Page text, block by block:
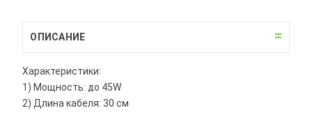
ОПИСАНИЕ
Характеристики:
1) Мощность: до 45W
2) Длина кабеля: 30 см